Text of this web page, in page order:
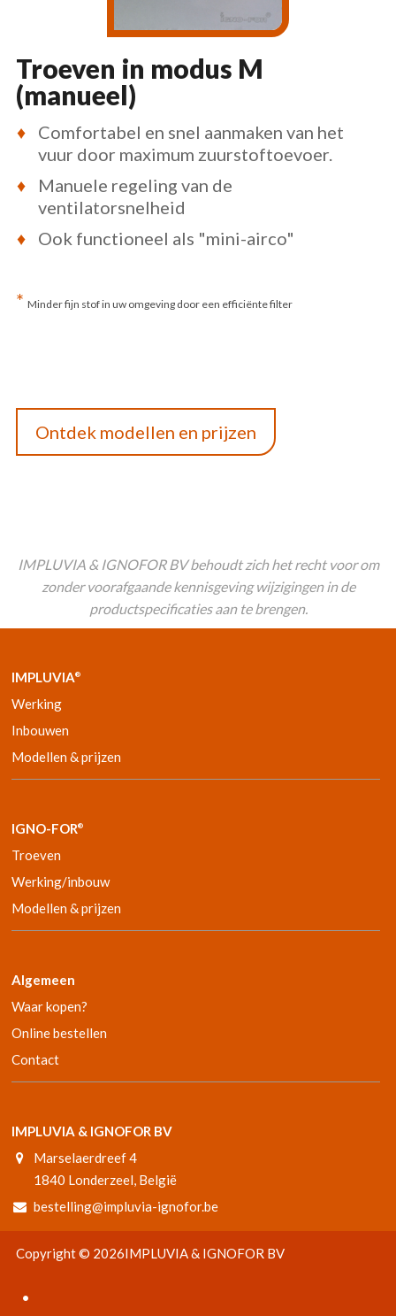
Troeven in modus M
(manueel)
Comfortabel en snel aanmaken van het
vuur door maximum zuurstoftoevoer.
Manuele regeling van de
ventilatorsnelheid
Ook functioneel als "mini-airco"
* Minder fijn stof in uw omgeving door een efficiënte filter
Ontdek modellen en prijzen
IMPLUVIA & IGNOFOR BV behoudt zich het recht voor om
zonder voorafgaande kennisgeving wijzigingen in de
productspecificaties aan te brengen.
IMPLUVIA®
Werking
Inbouwen
Modellen & prijzen
IGNO-FOR®
Troeven
Werking/inbouw
Modellen & prijzen
Algemeen
Waar kopen?
Online bestellen
Contact
IMPLUVIA & IGNOFOR BV
Marselaerdreef 4
1840 Londerzeel, België
bestelling@impluvia-ignofor.be
Copyright © 2026
•
IMPLUVIA & IGNOFOR BV